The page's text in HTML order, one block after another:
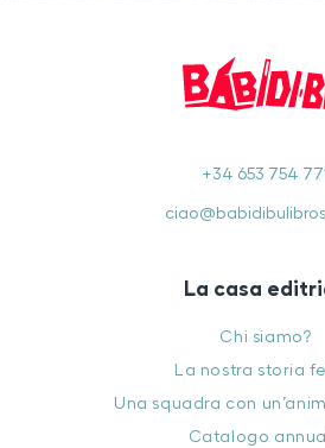
+34 653 754
La casa
Chi siamo?
La nostra storia
Una squadra con
Catalogo